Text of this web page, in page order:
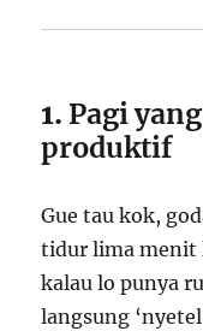
1. Pagi
produktif
Gue tau kok,
tidur lima menit
kalau lo punya
langsung